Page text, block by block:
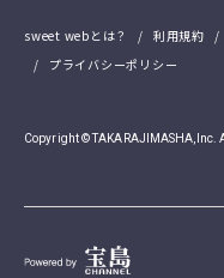
sweet webとは？ 利用規約
プライバシーポリシー
Copyright © TAKARAJIMASHA,Inc.